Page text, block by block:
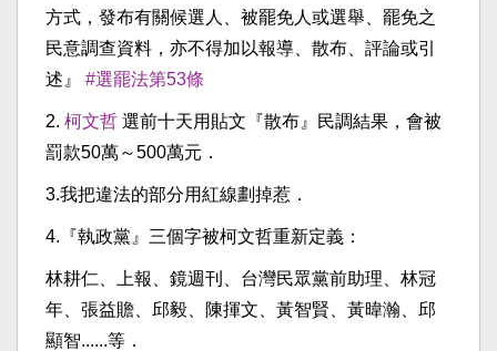
方式，發布有關候選人、被罷免人或選舉、罷免之
民意調查資料，亦不得加以報導、散布、評論或引
述』 #選罷法第53條
2. 柯文哲 選前十天用貼文『散布』民調結果，會被
罰款50萬～500萬元．
3.我把違法的部分用紅線劃掉惹．
4.『執政黨』三個字被柯文哲重新定義：
林耕仁、上報、鏡週刊、台灣民眾黨前助理、林冠
年、張益贍、邱毅、陳揮文、黃智賢、黃暐瀚、邱
顯智......等．